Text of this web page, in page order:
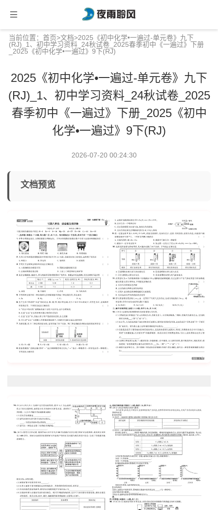
当前位置： 首页>文档>2025《初中化学•一遍过-单元卷》九下
(RJ)_1、初中学习资料_24秋试卷_2025春季初中《一遍过》下册
_2025《初中化学•一遍过》9下(RJ)
2025《初中化学•一遍过-单元卷》九下
(RJ)_1、初中学习资料_24秋试卷_2025
春季初中《一遍过》下册_2025《初中
化学•一遍过》9下(RJ)
2026-07-20 00:24:30
文档预览